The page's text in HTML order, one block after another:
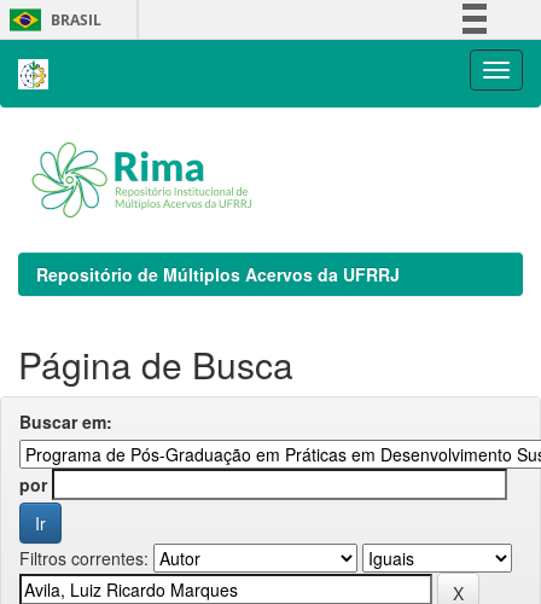
Skip
navigation
BRASIL
Repositório de Múltiplos Acervos da UFRRJ
Página de Busca
Buscar em:
por
Filtros correntes: